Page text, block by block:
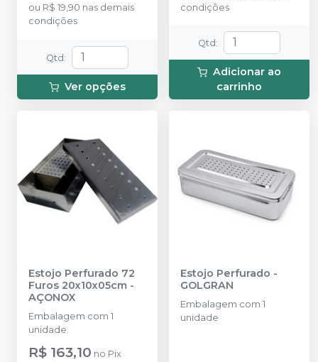
ou R$ 19,90 nas demais
condições
Qtd:
Ver opções
condições
Qtd:
Adicionar ao
carrinho
Estojo Perfurado 72
Furos 20x10x05cm -
AÇONOX
Embalagem com 1
unidade.
R$ 163,10 no Pix
Estojo Perfurado -
GOLGRAN
Embalagem com 1
unidade